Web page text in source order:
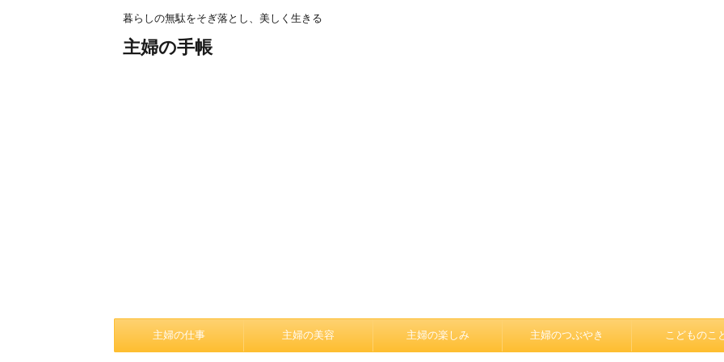
暮らしの無駄をそぎ落とし、美しく生きる
主婦の手帳
主婦の仕事 主婦の美容 主婦の楽しみ 主婦のつぶやき こどものこ